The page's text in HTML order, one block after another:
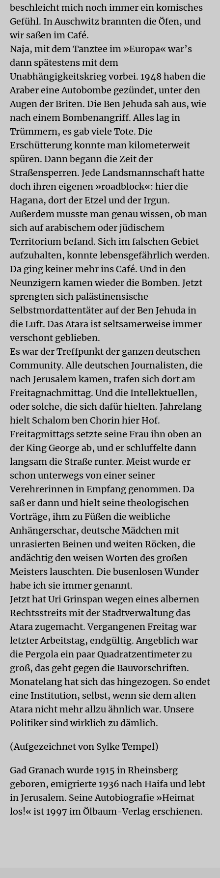
beschleicht mich noch immer ein komisches
Gefühl. In Auschwitz brannten die Öfen, und
wir saßen im Café.
Naja, mit dem Tanztee im »Europa« war’s
dann spätestens mit dem
Unabhängigkeitskrieg vorbei. 1948 haben die
Araber eine Autobombe gezündet, unter den
Augen der Briten. Die Ben Jehuda sah aus, wie
nach einem Bombenangriff. Alles lag in
Trümmern, es gab viele Tote. Die
Erschütterung konnte man kilometerweit
spüren. Dann begann die Zeit der
Straßensperren. Jede Landsmannschaft hatte
doch ihren eigenen »roadblock«: hier die
Hagana, dort der Etzel und der Irgun.
Außerdem musste man genau wissen, ob man
sich auf arabischem oder jüdischem
Territorium befand. Sich im falschen Gebiet
aufzuhalten, konnte lebensgefährlich werden.
Da ging keiner mehr ins Café. Und in den
Neunzigern kamen wieder die Bomben. Jetzt
sprengten sich palästinensische
Selbstmordattentäter auf der Ben Jehuda in
die Luft. Das Atara ist seltsamerweise immer
verschont geblieben.
Es war der Treffpunkt der ganzen deutschen
Community. Alle deutschen Journalisten, die
nach Jerusalem kamen, trafen sich dort am
Freitagnachmittag. Und die Intellektuellen,
oder solche, die sich dafür hielten. Jahrelang
hielt Schalom ben Chorin hier Hof.
Freitagmittags setzte seine Frau ihn oben an
der King George ab, und er schluffelte dann
langsam die Straße runter. Meist wurde er
schon unterwegs von einer seiner
Verehrerinnen in Empfang genommen. Da
saß er dann und hielt seine theologischen
Vorträge, ihm zu Füßen die weibliche
Anhängerschar, deutsche Mädchen mit
unrasierten Beinen und weiten Röcken, die
andächtig den weisen Worten des großen
Meisters lauschten. Die busenlosen Wunder
habe ich sie immer genannt.
Jetzt hat Uri Grinspan wegen eines albernen
Rechtsstreits mit der Stadtverwaltung das
Atara zugemacht. Vergangenen Freitag war
letzter Arbeitstag, endgültig. Angeblich war
die Pergola ein paar Quadratzentimeter zu
groß, das geht gegen die Bauvorschriften.
Monatelang hat sich das hingezogen. So endet
eine Institution, selbst, wenn sie dem alten
Atara nicht mehr allzu ähnlich war. Unsere
Politiker sind wirklich zu dämlich.
(Aufgezeichnet von Sylke Tempel)
Gad Granach wurde 1915 in Rheinsberg
geboren, emigrierte 1936 nach Haifa und lebt
in Jerusalem. Seine Autobiografie »Heimat
los!« ist 1997 im Ölbaum-Verlag erschienen.